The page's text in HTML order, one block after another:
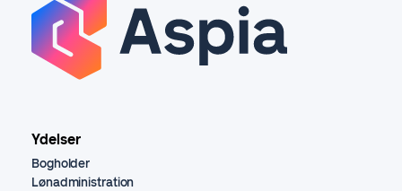
Ydelser
Bogholder
Lønadministration